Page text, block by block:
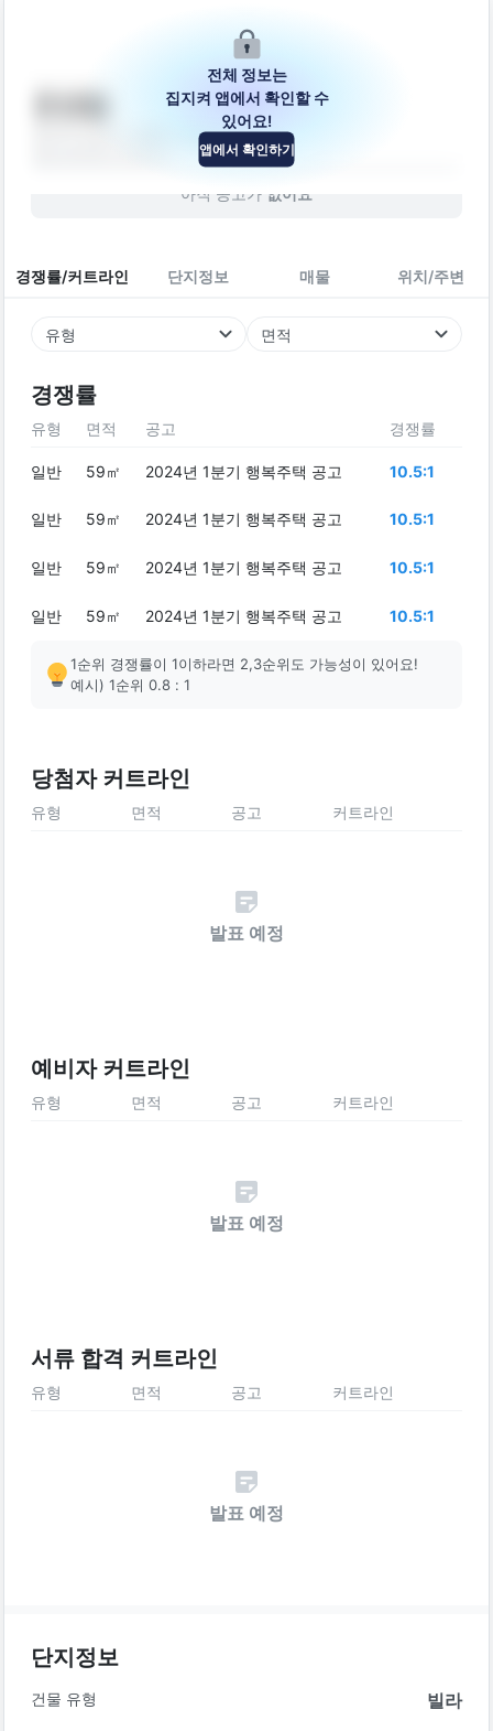
은성빌
경기도 안산시 상록구 호동로1길 7-1
아직 공고가 없어요
경쟁률/커트라인 단지정보 매물 위치/주변
유형 면적
경쟁률
전체 정보는
집지켜 앱에서 확인할 수
있어요!
앱에서 확인하기
유형 면적 공고 경쟁률
일반 59㎡ 2024년 1분기 행복주택 공고 10.5:1
일반 59㎡ 2024년 1분기 행복주택 공고 10.5:1
일반 59㎡ 2024년 1분기 행복주택 공고 10.5:1
일반 59㎡ 2024년 1분기 행복주택 공고 10.5:1
1순위 경쟁률이 1이하라면 2,3순위도 가능성이 있어요!
예시) 1순위 0.8 : 1
당첨자 커트라인
유형 면적 공고 커트라인
발표 예정
예비자 커트라인
유형 면적 공고 커트라인
발표 예정
서류 합격 커트라인
유형 면적 공고 커트라인
발표 예정
단지정보
건물 유형 빌라